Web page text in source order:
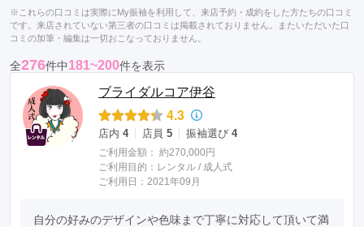
※これらの口コミは実際にMy振袖を利用して、来店予約・成約をした方たちの口コミ
です。来店されていない第三者の口コミは掲載されておりません。またいただいた口
コミの加筆・編集は一切おこなっておりません。
全276件中181~200件を表示
ブライダルコア伊谷
4.3
店内 4 店員 5 振袖選び 4
ご利用金額： 約270,000円
ご利用目的： レンタル / 成人式
ご利用日：2021年09月
自分の好みのデザインや色味まで丁寧に対応して頂いて満